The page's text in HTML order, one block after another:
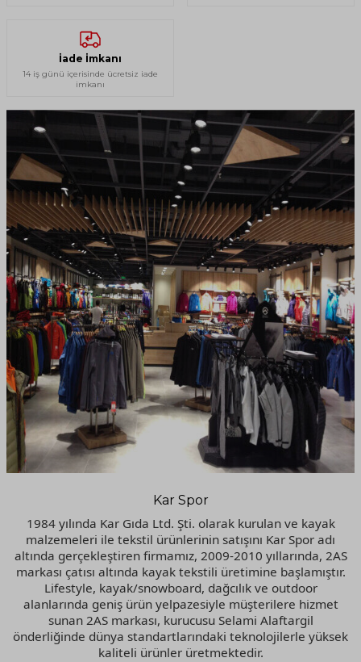
İade İmkanı
14 iş günü içerisinde ücretsiz iade
imkanı
Kar Spor
1984 yılında Kar Gıda Ltd. Şti. olarak kurulan ve kayak
malzemeleri ile tekstil ürünlerinin satışını Kar Spor adı
altında gerçekleştiren firmamız, 2009-2010 yıllarında, 2AS
markası çatısı altında kayak tekstili üretimine başlamıştır.
Lifestyle, kayak/snowboard, dağcılık ve outdoor
alanlarında geniş ürün yelpazesiyle müşterilere hizmet
sunan 2AS markası, kurucusu Selami Alaftargil
önderliğinde dünya standartlarındaki teknolojilerle yüksek
kaliteli ürünler üretmektedir.